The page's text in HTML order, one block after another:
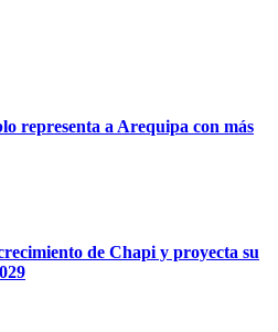
representa a Arequipa con más
de Chapi y proyecta su